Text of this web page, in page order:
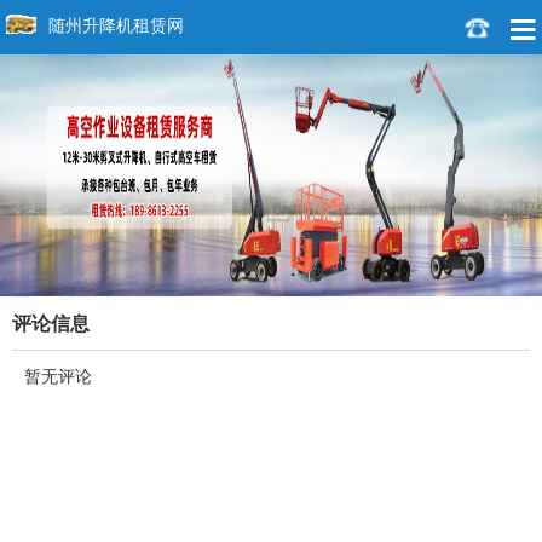
随州升降机租赁网
评论信息
暂无评论